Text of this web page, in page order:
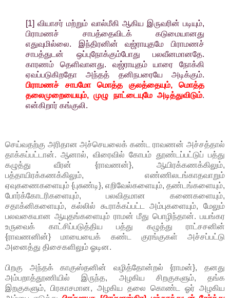
[1] வியாசர் மற்றும் வால்மீகி ஆகிய இருவரின் படியும்,
பிராமணச் சாபத்தைவிடக் கடுமையானது
எதுவுமில்லை. இந்திரனின் வஜ்ராயுதமே பிராமணச்
சாபத்துடன் ஒப்புநோக்கும்போது பலவீனமானதே.
காரணம் தெளிவானது. வஜ்ராயுதம் யாரை நோக்கி
ஏவப்படுகிறதோ அந்தத் தனிநபரையே அடிக்கும்.
பிராமணச் சாபமோ மொத்த குலத்தையும், மொத்த
தலைமுறையையும், முழு நாட்டையுமே அடித்துவிடும்.
என்கிறார் கங்குலி.
செய்வதற்கு அரிதான அச்செயலைக் கண்ட ராவணன் அச்சத்தால்
தாக்கப்பட்டான். ஆனால், விரைவில் கோபம் தூண்டப்பட்டுப் பத்து
கழுத்து வீரன் {ராவணன்}, ஆயிரக்கணக்கிலும்,
பத்தாயிரக்கணக்கிலும், எண்ணிலடங்காதவாறும்
ஏவுகணைகளையும் {புசுண்டி}, எறிவேல்களையும், தண்டங்களையும்,
போர்க்கோடரிகளையும், பலவிதமான கணைகளையும்,
சதாக்னிகளையும், கல்லில் கூராக்கப்பட்ட அம்புகளையும், மேலும்
பலவகையான ஆயுதங்களையும் ராமன் மீது பொழிந்தான். பயங்கர
உருவைக் காட்சிப்படுத்திய பத்து கழுத்து ராட்சசனின்
{ராவணனின்} மாயையைக் கண்ட குரங்குகள் அச்சப்பட்டு
அனைத்து திசைகளிலும் ஓடின.
பிறகு அந்தக் காகுஸ்தனின் வழித்தோன்றல் {ராமன்}, தனது
அம்பறாத்தூணியில் இருந்த, அழகிய சிறகுகளும், தங்க
இறகுகளும், பிரகாசமான, அழகிய தலை கொண்ட ஓர் அழகிய